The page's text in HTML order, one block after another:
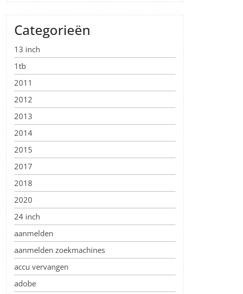
Categorieën
13 inch
1tb
2011
2012
2013
2014
2015
2017
2018
2020
24 inch
aanmelden
aanmelden zoekmachines
accu vervangen
adobe